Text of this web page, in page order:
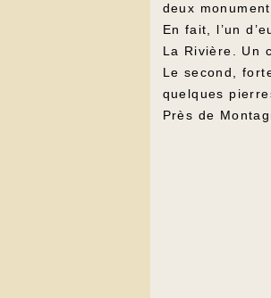
deux
En fait, l’un
La Rivière. Un
Le second,
quelques
Près de